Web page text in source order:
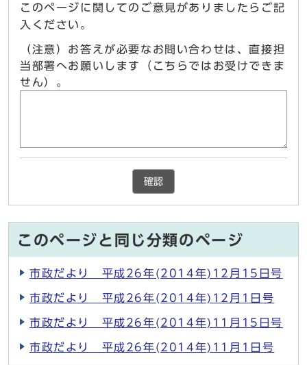
このページに関してのご意見がありましたらご記
入ください。
（注意）お答えが必要なお問い合わせは、直接担
当部署へお願いします（こちらではお受けできま
せん）。
確認
このページと同じ分類のページ
市政だより 平成26年(2014年)12月15日号
市政だより 平成26年(2014年)12月1日号
市政だより 平成26年(2014年)11月15日号
市政だより 平成26年(2014年)11月1日号